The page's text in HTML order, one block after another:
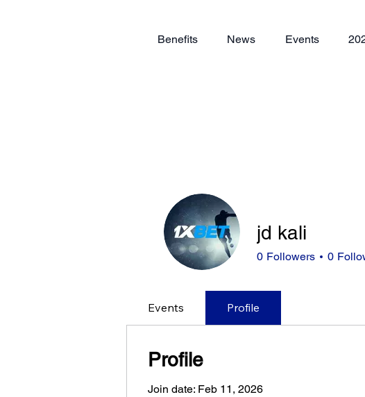
Benefits News Events
jd kali
0 Followers 0
Events Profile
Profile
Join date: Feb 11, 2026